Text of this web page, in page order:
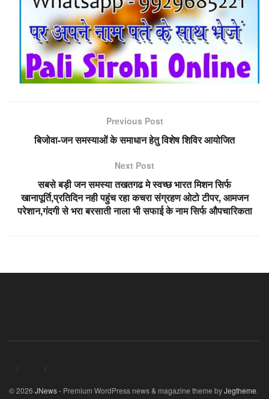
Previous Post
बिजोवा-जन समस्याओं के समाधान हेतु विशेष शिविर आयोजित
Next Post
सबसे बड़ी जन समस्या तखतगढ मे स्वच्छ भारत मिशन सिर्फ
खानापूर्ति,प्रतिदिन नही पहुंच रहा कचरा संग्रहण ओटो टीपर, आमजन
परेशान,गंदगी से भरा बरसाती नाला भी सफाई के नाम सिर्फ औपचारिकता
© 2026 JNews- Premium WordPress news & magazine theme byJegtheme.